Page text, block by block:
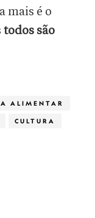
mais é o
todos são
ALIMENTAR
CULTURA